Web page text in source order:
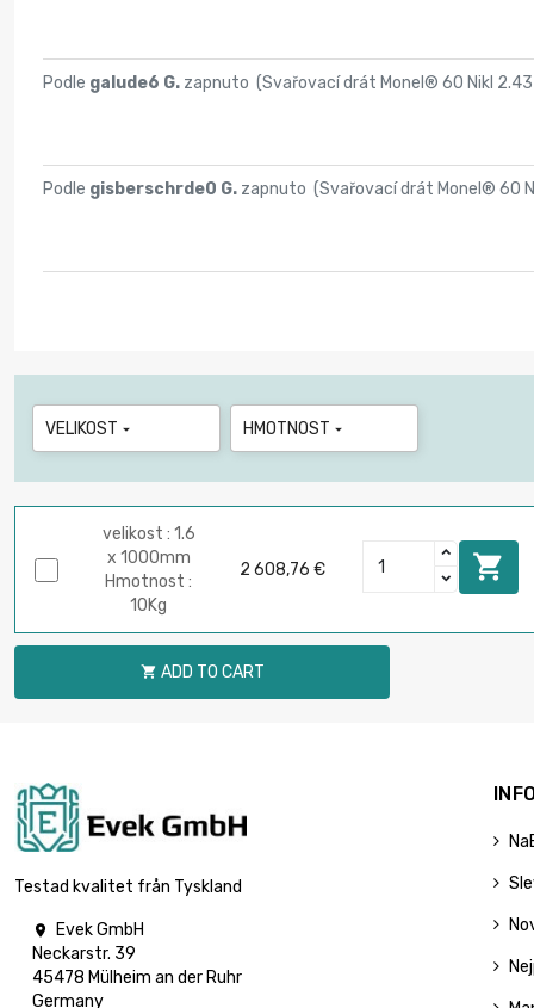
Podle galude6 G. zapnuto (Svařovací drát Monel® 60 Nikl
Podle gisberschrde0 G. zapnuto (Svařovací drát Monel® 60
VELIKOST  HMOTNOST 
velikost : 1.6
x 1000mm
Hmotnost :
10Kg
2 608,76 € 
 ADD TO CART
Testad kvalitet från Tyskland

Evek GmbH
Neckarstr. 39
45478 Mülheim an der Ruhr
Germany